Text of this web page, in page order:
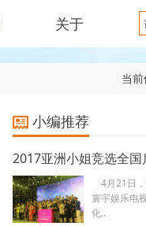
关于
当前
小编推荐
4月21日
寰宇娱乐电
化..